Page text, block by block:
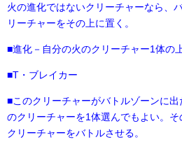
火の進化ではないクリーチャーなら、
リーチャーをその上に置く。
■進化－自分の火のクリーチャー1体の
■T・ブレイカー
■このクリーチャーがバトルゾーンに
のクリーチャーを1体選んでもよい。
クリーチャーをバトルさせる。